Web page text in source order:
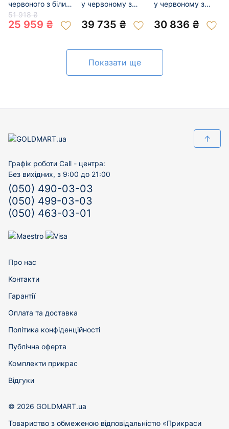
червоного з білим
золота з білими
діамантами
«Квітка» 01-
51 918 ₴
25 959 ₴
у червоному з
білим та жовтими
діамантами
39 735 ₴
у червоному з
жовтими
діамантами 01-
30 836 ₴
Показати ще
↑
Графік роботи Call - центра:
Без вихідних, з 9:00 до 21:00
(050) 490-03-03
(050) 499-03-03
(050) 463-03-01
Про нас
Контакти
Гарантії
Оплата та доставка
Політика конфіденційності
Публічна оферта
Комплекти прикрас
Відгуки
© 2026 GOLDMART.ua
Товариство з обмеженою відповідальністю «Прикраси